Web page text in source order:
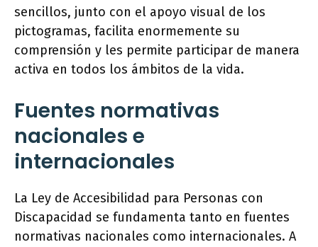
sencillos, junto con el apoyo visual de los
pictogramas, facilita enormemente su
comprensión y les permite participar de manera
activa en todos los ámbitos de la vida.
Fuentes normativas
nacionales e
internacionales
La Ley de Accesibilidad para Personas con
Discapacidad se fundamenta tanto en fuentes
normativas nacionales como internacionales. A